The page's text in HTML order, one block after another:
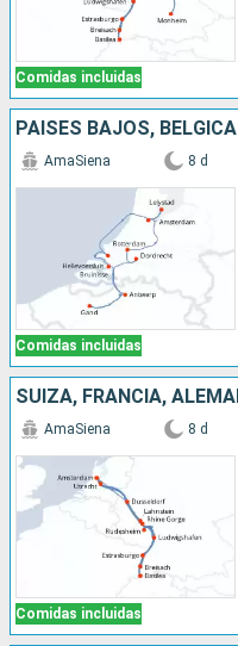
Comidas incluidas
PAISES BAJOS, BÉLGICA
Comidas incluidas
AmaSiena 8 d
Comidas incluidas
AmaSiena 8 d